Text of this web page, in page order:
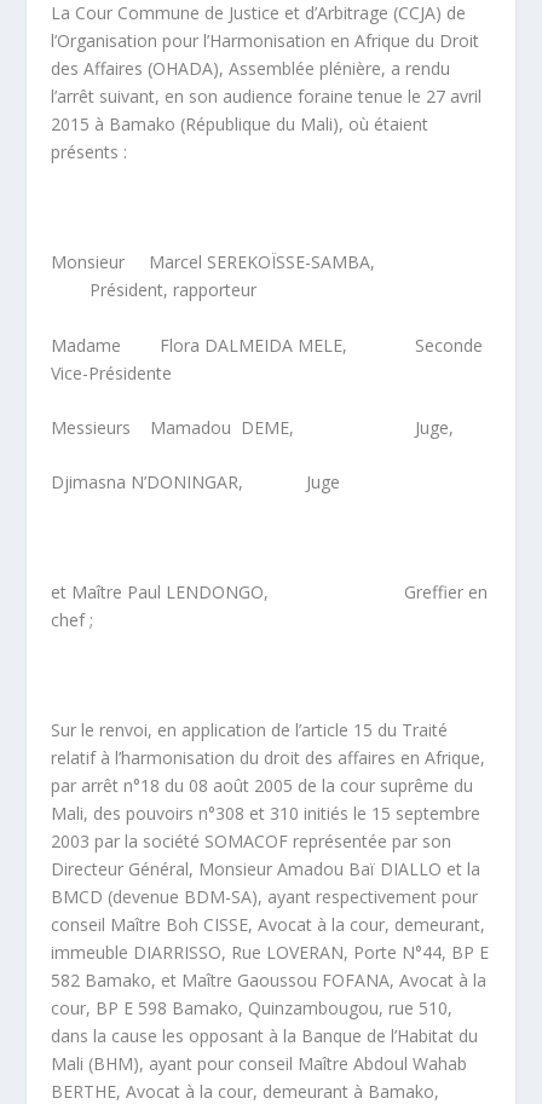
La Cour Commune de Justice et d’Arbitrage (CCJA) de
l’Organisation pour l’Harmonisation en Afrique du Droit
des Affaires (OHADA), Assemblée plénière, a rendu
l’arrêt suivant, en son audience foraine tenue le 27 avril
2015 à Bamako (République du Mali), où étaient
présents :
Monsieur Marcel SEREKOÏSSE-SAMBA,
Président, rapporteur
Madame Flora DALMEIDA MELE, Seconde
Vice-Présidente
Messieurs Mamadou DEME, Juge,
Djimasna N’DONINGAR, Juge
et Maître Paul LENDONGO, Greffier en
chef ;
Sur le renvoi, en application de l’article 15 du Traité
relatif à l’harmonisation du droit des affaires en Afrique,
par arrêt n°18 du 08 août 2005 de la cour suprême du
Mali, des pouvoirs n°308 et 310 initiés le 15 septembre
2003 par la société SOMACOF représentée par son
Directeur Général, Monsieur Amadou Baï DIALLO et la
BMCD (devenue BDM-SA), ayant respectivement pour
conseil Maître Boh CISSE, Avocat à la cour, demeurant,
immeuble DIARRISSO, Rue LOVERAN, Porte N°44, BP E
582 Bamako, et Maître Gaoussou FOFANA, Avocat à la
cour, BP E 598 Bamako, Quinzambougou, rue 510,
dans la cause les opposant à la Banque de l’Habitat du
Mali (BHM), ayant pour conseil Maître Abdoul Wahab
BERTHE, Avocat à la cour, demeurant à Bamako,